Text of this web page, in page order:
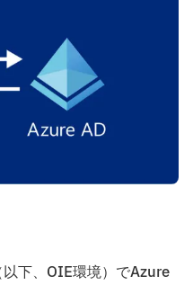
下、OIE環境）でAzure